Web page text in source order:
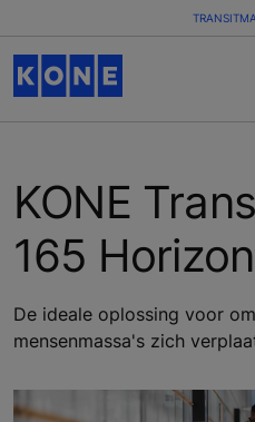
KONE
165
De ideale oplossing voor
mensenmassa's zich